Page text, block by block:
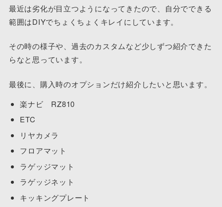
最近は劣化が目立つようになってきたので、自分でできる
範囲はDIYでちょくちょくキレイにしています。
その時の様子や、過去のカスタムなど少しずつ紹介できた
らなと思っています。
最後に、購入時のオプションだけ紹介したいと思います。
楽ナビ RZ810
ETC
リヤカメラ
フロアマット
ラゲッジマット
ラゲッジネット
キッキングプレート